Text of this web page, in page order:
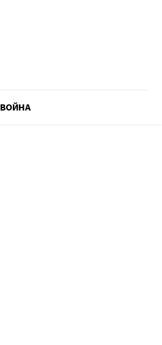
ВОЙНА